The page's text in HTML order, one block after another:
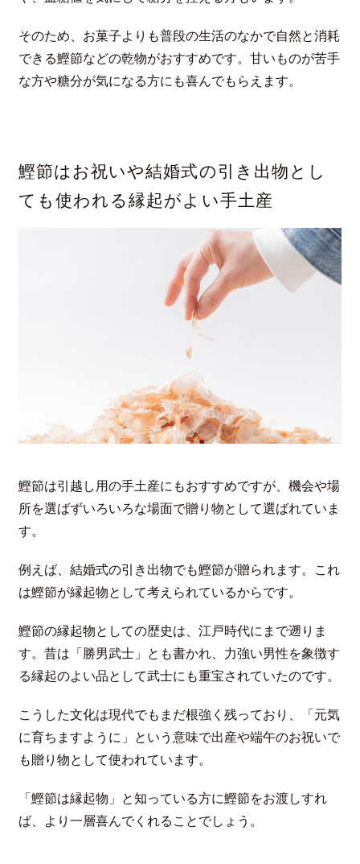
そのため、お菓子よりも普段の生活のなかで自然と消耗
できる鰹節などの乾物がおすすめです。甘いものが苦手
な方や糖分が気になる方にも喜んでもらえます。
鰹節はお祝いや結婚式の引き出物とし
ても使われる縁起がよい手土産
鰹節は引越し用の手土産にもおすすめですが、機会や場
所を選ばずいろいろな場面で贈り物として選ばれていま
す。
例えば、結婚式の引き出物でも鰹節が贈られます。これ
は鰹節が縁起物として考えられているからです。
鰹節の縁起物としての歴史は、江戸時代にまで遡りま
す。昔は「勝男武士」とも書かれ、力強い男性を象徴す
る縁起のよい品として武士にも重宝されていたのです。
こうした文化は現代でもまだ根強く残っており、「元気
に育ちますように」という意味で出産や端午のお祝いで
も贈り物として使われています。
「鰹節は縁起物」と知っている方に鰹節をお渡しすれ
ば、より一層喜んでくれることでしょう。